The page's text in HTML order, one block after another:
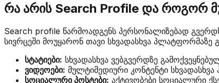
რა არის Search Profile და როგორ
Search profile წარმოადგენს პერსონალიზებად
სივრცეში მოუყარონ თავი სხვადასხვა
სტატიები: სხვადასხვა ვებგვერდზე
ვიდეოები: მულტიმედიური კონტენტი
სოციალური პოსტები: აქტივობები სოციალური